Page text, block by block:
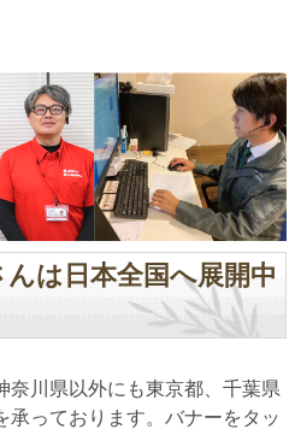
は日本全国へ展開中
川県以外にも東京都、千葉県
承っております。バナーをタッ